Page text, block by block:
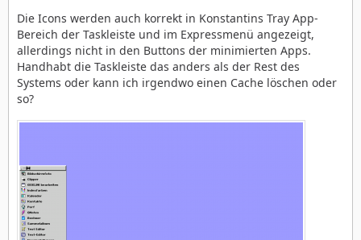
Die Icons werden auch korrekt in Konstantins Tray App-
Bereich der Taskleiste und im Expressmenü angezeigt,
allerdings nicht in den Buttons der minimierten Apps.
Handhabt die Taskleiste das anders als der Rest des
Systems oder kann ich irgendwo einen Cache löschen oder
so?